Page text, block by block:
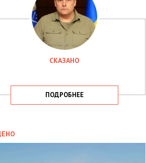
СКАЗАНО
ПОДРОБНЕЕ